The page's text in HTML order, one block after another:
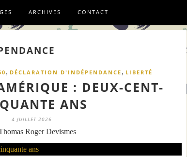
ARCHIVES CONTACT
, DÉCLARATION D'INDÉPENDANCE , LIBERTÉ
: DEUX-CENT-
ANS
4 JUILLET 2026
Roger Devismes